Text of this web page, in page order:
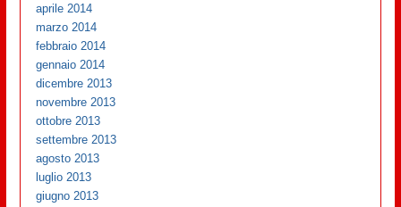
aprile 2014
marzo 2014
febbraio 2014
gennaio 2014
dicembre 2013
novembre 2013
ottobre 2013
settembre 2013
agosto 2013
luglio 2013
giugno 2013